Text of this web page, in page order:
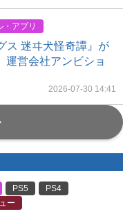
・アプリ
ス 迷ヰ犬怪奇譚』が
運営会社アンビショ
2026-07-30 14:41
PS5
PS4
ー